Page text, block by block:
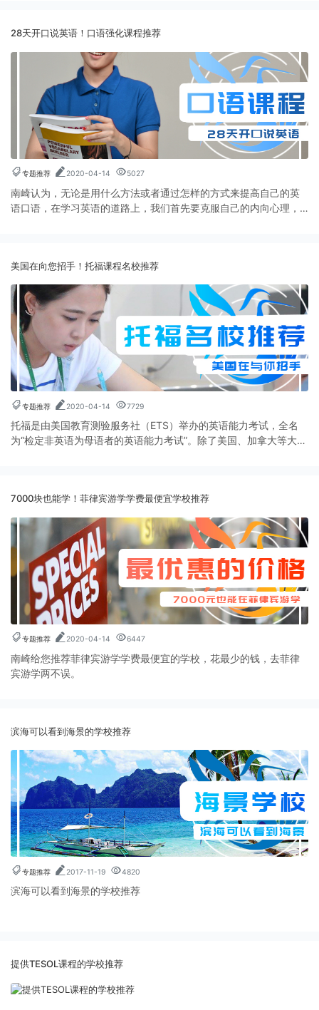
28天开口说英语！口语强化课程推荐
专题推荐 2020-04-14 5027
南崎认为，无论是用什么方法或者通过怎样的方式来提高自己的英
语口语，在学习英语的道路上，我们首先要克服自己的内向心理，
美国在向您招手！托福课程名校推荐
专题推荐 2020-04-14 7729
托福是由美国教育测验服务社（ETS）举办的英语能力考试，全名
为“检定非英语为母语者的英语能力考试”。除了美国、加拿大等大部
荐。其中SME CAPITAL校区，PINES和CPILS是非常受学员喜爱的
托福名校。
7000块也能学！菲律宾游学学费最便宜学校推荐
专题推荐 2020-04-14 6447
南崎给您推荐菲律宾游学学费最便宜的学校，花最少的钱，去菲律
宾游学两不误。
滨海可以看到海景的学校推荐
专题推荐 2017-11-19 4820
滨海可以看到海景的学校推荐
提供TESOL课程的学校推荐